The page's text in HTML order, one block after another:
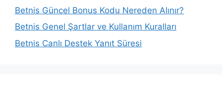
Betnis Güncel Bonus Kodu Nereden Alınır?
Betnis Genel Şartlar ve Kullanım Kuralları
Betnis Canlı Destek Yanıt Süresi